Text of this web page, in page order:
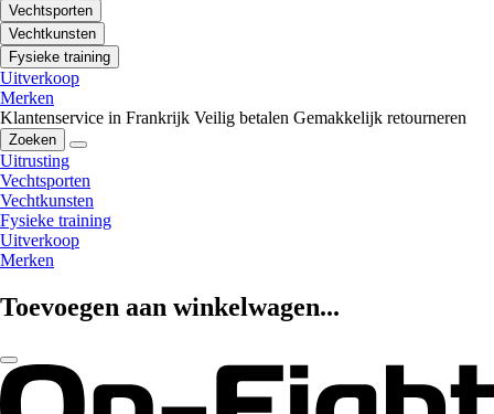
Vechtsporten
Vechtkunsten
Fysieke training
Uitverkoop
Merken
Klantenservice in Frankrijk Veilig betalen Gemakkelijk retourneren
Zoeken
Uitrusting
Vechtsporten
Vechtkunsten
Fysieke training
Uitverkoop
Merken
Toevoegen aan winkelwagen...